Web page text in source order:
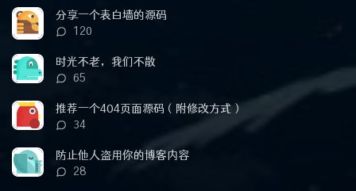
文
章
分享一个表白墙的源码
评
数：
120
时光不老，我们不散
评
数：
65
推荐一个404页面源码（附修改方式）
评
数：
34
防止他人盗用你的博客内容
评
28